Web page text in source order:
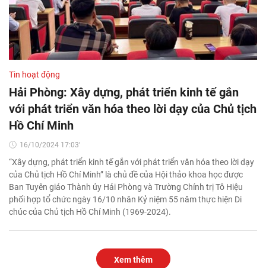
Tin hoạt động
Hải Phòng: Xây dựng, phát triển kinh tế gắn
với phát triển văn hóa theo lời dạy của Chủ tịch
Hồ Chí Minh
16/10/2024 17:03'
“Xây dựng, phát triển kinh tế gắn với phát triển văn hóa theo lời dạy
của Chủ tịch Hồ Chí Minh” là chủ đề của Hội thảo khoa học được
Ban Tuyên giáo Thành ủy Hải Phòng và Trường Chính trị Tô Hiệu
phối hợp tổ chức ngày 16/10 nhân Kỷ niệm 55 năm thực hiện Di
chúc của Chủ tịch Hồ Chí Minh (1969-2024).
Xem thêm